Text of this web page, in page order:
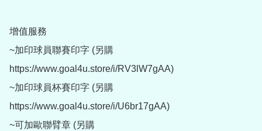
增值服務
~加印球員聯賽印字 (另購
https://www.goal4u.store/i/RV3lW7gAA)
~加印球員杯賽印字 (另購
https://www.goal4u.store/i/U6br17gAA)
~可加歐聯臂章 (另購